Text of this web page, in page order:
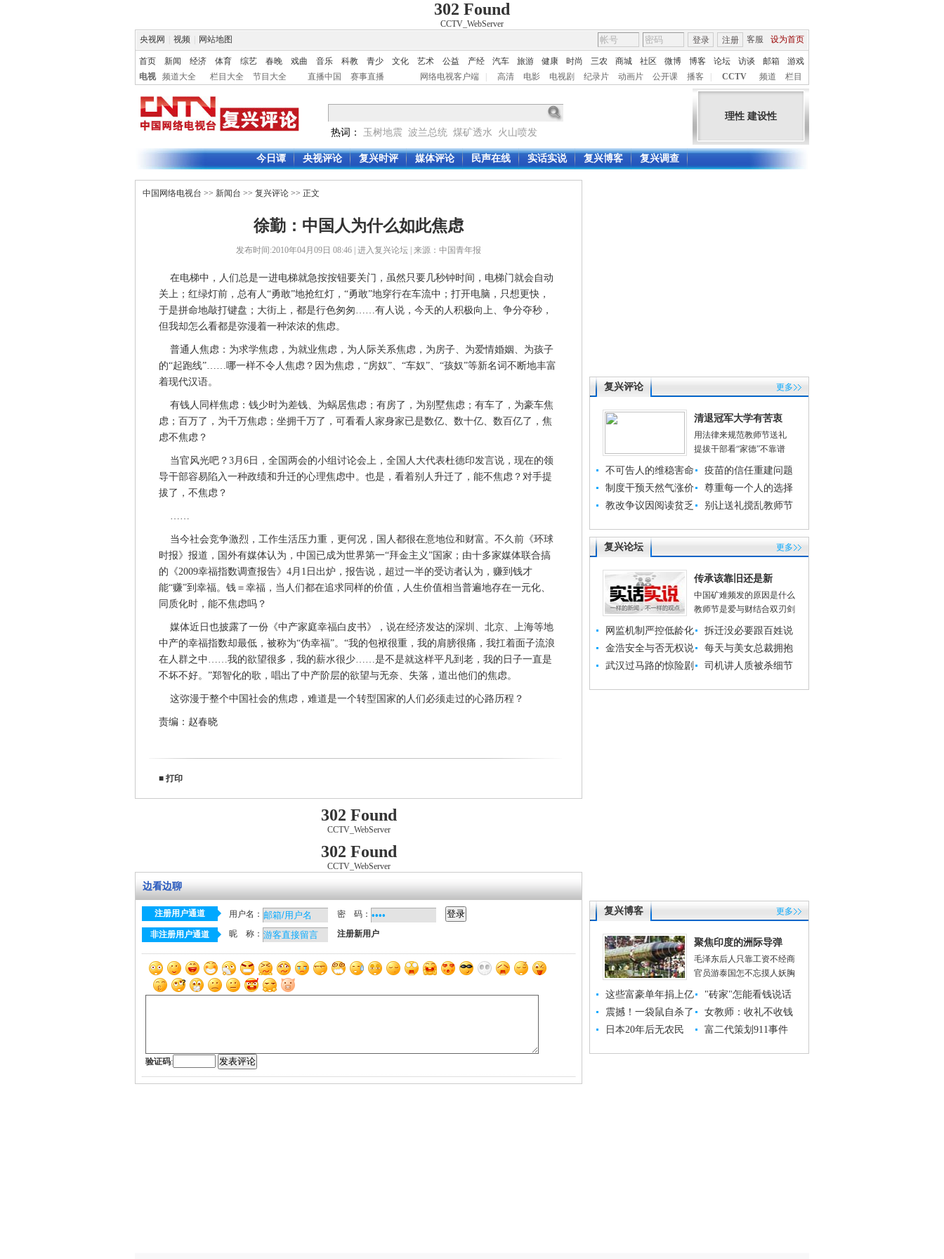
302 Found
CCTV_WebServer
央视网
视频 网站地图 客服 设为首页
登录 注册
首页 新闻 经济 体育 综艺 春晚 戏曲 音乐 科教 青少 文化 艺术 公益 产经 汽车 旅游 健康 时尚 三农 商城 社区 微博 博客 论坛 访谈 邮箱
游戏
电视
频道大全 栏目大全 节目大全 直播中国 赛事直播 网络电视客户端 高清 电影 电视剧 纪录片 动画片 公开课 播客 CCTV 频道 栏目
热词： 玉树地震 波兰总统 煤矿透水 火山喷发
理性 建设性
今日谭 央视评论 复兴时评 媒体评论 民声在线 实话实说 复兴博客 复兴调查
中国网络电视台 >> 新闻台 >> 复兴评论 >> 正文
徐勤：中国人为什么如此焦虑
发布时间:2010年04月09日 08:46 | 进入复兴论坛 | 来源：中国青年报
在电梯中，人们总是一进电梯就急按按钮要关门，虽然只要几秒钟时间，电梯门就会自动
关上；红绿灯前，总有人“勇敢”地抢红灯，“勇敢”地穿行在车流中；打开电脑，只想更快，
于是拼命地敲打键盘；大街上，都是行色匆匆……有人说，今天的人积极向上、争分夺秒，
但我却怎么看都是弥漫着一种浓浓的焦虑。
普通人焦虑：为求学焦虑，为就业焦虑，为人际关系焦虑，为房子、为爱情婚姻、为孩子
的“起跑线”……哪一样不令人焦虑？因为焦虑，“房奴”、“车奴”、“孩奴”等新名词不断地丰富
着现代汉语。
有钱人同样焦虑：钱少时为差钱、为蜗居焦虑；有房了，为别墅焦虑；有车了，为豪车焦
虑；百万了，为千万焦虑；坐拥千万了，可看看人家身家已是数亿、数十亿、数百亿了，焦
虑不焦虑？
当官风光吧？3月6日，全国两会的小组讨论会上，全国人大代表杜德印发言说，现在的领
导干部容易陷入一种政绩和升迁的心理焦虑中。也是，看着别人升迁了，能不焦虑？对手提
拔了，不焦虑？
……
当今社会竞争激烈，工作生活压力重，更何况，国人都很在意地位和财富。不久前《环球
时报》报道，国外有媒体认为，中国已成为世界第一“拜金主义”国家；由十多家媒体联合搞
的《2009幸福指数调查报告》4月1日出炉，报告说，超过一半的受访者认为，赚到钱才
能“赚”到幸福。钱＝幸福，当人们都在追求同样的价值，人生价值相当普遍地存在一元化、
同质化时，能不焦虑吗？
媒体近日也披露了一份《中产家庭幸福白皮书》，说在经济发达的深圳、北京、上海等地
中产的幸福指数却最低，被称为“伪幸福”。“我的包袱很重，我的肩膀很痛，我扛着面子流浪
在人群之中……我的欲望很多，我的薪水很少……是不是就这样平凡到老，我的日子一直是
不坏不好。”郑智化的歌，唱出了中产阶层的欲望与无奈、失落，道出他们的焦虑。
这弥漫于整个中国社会的焦虑，难道是一个转型国家的人们必须走过的心路历程？
责编：赵春晓
■ 打印
302 Found
CCTV_WebServer
302 Found
CCTV_WebServer
边看边聊
注册用户通道 用户名： 密 码：
非注册用户通道 昵 称： 注册新用户
验证码:
复兴评论 更多
清退冠军大学有苦衷
用法律来规范教师节送礼
提拔干部看“家德”不靠谱
不可告人的维稳害命
疫苗的信任重建问题
制度干预天然气涨价
尊重每一个人的选择
教改争议因阅读贫乏
别让送礼搅乱教师节
复兴论坛 更多
传承该靠旧还是新
中国矿难频发的原因是什么
教师节是爱与财结合双刃剑
网监机制严控低龄化
拆迁没必要跟百姓说
金浩安全与否无权说
每天与美女总裁拥抱
武汉过马路的惊险剧
司机讲人质被杀细节
复兴博客 更多
聚焦印度的洲际导弹
毛泽东后人只靠工资不经商
官员游泰国怎不忘摸人妖胸
这些富豪单年捐上亿
"砖家"怎能看钱说话
震撼！一袋鼠自杀了
女教师：收礼不收钱
日本20年后无农民
富二代策划911事件